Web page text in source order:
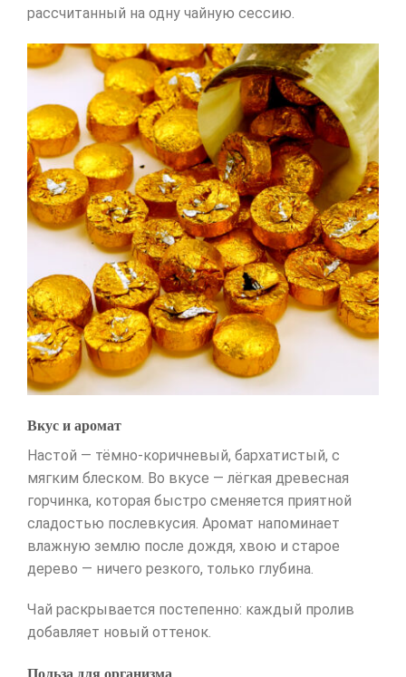
рассчитанный на одну чайную сессию.
Вкус и аромат
Настой — тёмно-коричневый, бархатистый, с
мягким блеском. Во вкусе — лёгкая древесная
горчинка, которая быстро сменяется приятной
сладостью послевкусия. Аромат напоминает
влажную землю после дождя, хвою и старое
дерево — ничего резкого, только глубина.
Чай раскрывается постепенно: каждый пролив
добавляет новый оттенок.